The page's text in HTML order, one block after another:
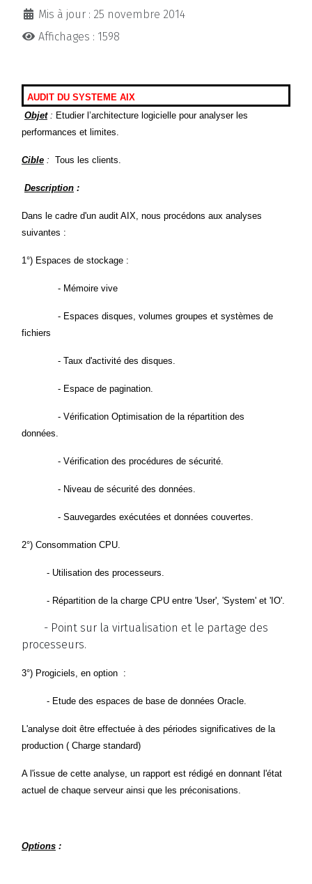
Mis à jour : 25 novembre 2014
Affichages : 1598
AUDIT DU SYSTEME AIX
Objet: Etudier l’architecture logicielle pour analyser les
performances et limites.
Cible : Tous les clients.
Description :
Dans le cadre d'un audit AIX, nous procédons aux analyses
suivantes :
1°) Espaces de stockage :
- Mémoire vive
- Espaces disques, volumes groupes et systèmes de
fichiers
- Taux d'activité des disques.
- Espace de pagination.
- Vérification Optimisation de la répartition des
données.
- Vérification des procédures de sécurité.
- Niveau de sécurité des données.
- Sauvegardes exécutées et données couvertes.
2°) Consommation CPU.
- Utilisation des processeurs.
- Répartition de la charge CPU entre 'User', 'System' et 'IO'.
- Point sur la virtualisation et le partage des
processeurs.
3°) Progiciels, en option :
- Etude des espaces de base de données Oracle.
L'analyse doit être effectuée à des périodes significatives de la
production ( Charge standard)
A l'issue de cette analyse, un rapport est rédigé en donnant l'état
actuel de chaque serveur ainsi que les préconisations.
Options :